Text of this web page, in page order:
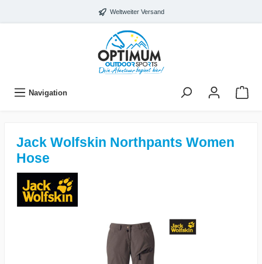
Weltweiter Versand
Navigation
Jack Wolfskin Northpants Women
Hose